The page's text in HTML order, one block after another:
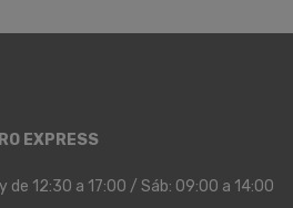
EXPRESS
de 12:30 a 17:00 / Sáb: 09:00 a 14:00